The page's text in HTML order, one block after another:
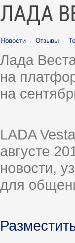
ЛАДА
Новости · Отзывы ·
Лада
на
на
LADA
августе
новости,
для